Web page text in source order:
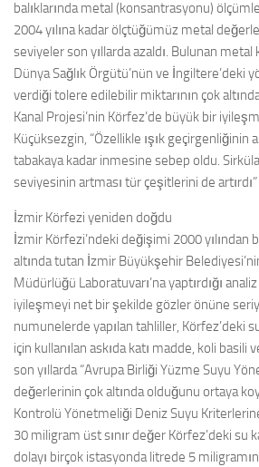
balıklarında metal (konsantrasyonu)
2004 yılına kadar ölçtüğümüz metal
seviyeler son yıllarda azaldı. Bulunan metal
Dünya Sağlık Örgütü’nün ve İngiltere’deki
verdiği tolere edilebilir miktarının çok
Kanal Projesi’nin Körfez’de büyük bir
Küçüksezgin, “Özellikle ışık geçirgenliğinin
tabakaya kadar inmesine sebep oldu.
seviyesinin artması tür çeşitlerini de
İzmir Körfezi yeniden doğdu
İzmir Körfezi’ndeki değişimi 2000 yılından
altında tutan İzmir Büyükşehir
Müdürlüğü Laboratuvarı’na yaptırdığı
iyileşmeyi net bir şekilde gözler önüne
numunelerde yapılan tahliller, Körfez’deki
için kullanılan askıda katı madde, koli basili
son yıllarda “Avrupa Birliği Yüzme Suyu
değerlerinin çok altında olduğunu ortaya
Kontrolü Yönetmeliği Deniz Suyu
30 miligram üst sınır değer Körfez’deki su
dolayı birçok istasyonda litrede 5